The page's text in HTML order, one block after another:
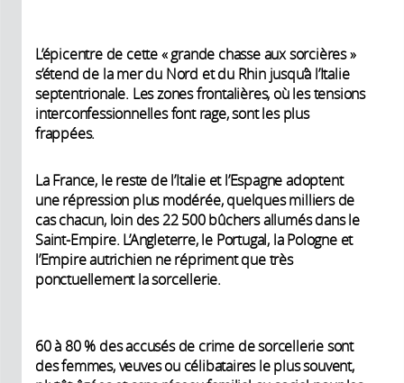
L’épicentre de cette « grande chasse aux sorcières »
s’étend de la mer du Nord et du Rhin jusqu’à l’Italie
septentrionale. Les zones frontalières, où les tensions
interconfessionnelles font rage, sont les plus
frappées.
La France, le reste de l’Italie et l’Espagne adoptent
une répression plus modérée, quelques milliers de
cas chacun, loin des 22 500 bûchers allumés dans le
Saint-Empire. L’Angleterre, le Portugal, la Pologne et
l’Empire autrichien ne répriment que très
ponctuellement la sorcellerie.
60 à 80 % des accusés de crime de sorcellerie sont
des femmes, veuves ou célibataires le plus souvent,